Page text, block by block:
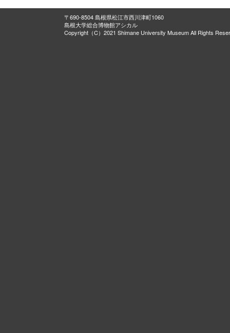
〒690-8504 島根県松江市西川津町1060
島根大学総合博物館アシカル
Copyright（C）2021 Shimane University Museum All Rights